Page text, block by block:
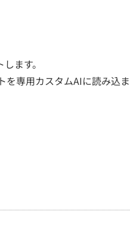
ます。
専用カスタムAIに読み込